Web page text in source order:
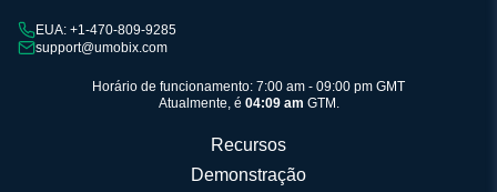
EUA: +1-470-809-9285
support@umobix.com
Horário de funcionamento: 7:00 am - 09:00 pm GMT
Atualmente, é 04:09 am GTM.
Recursos
Demonstração